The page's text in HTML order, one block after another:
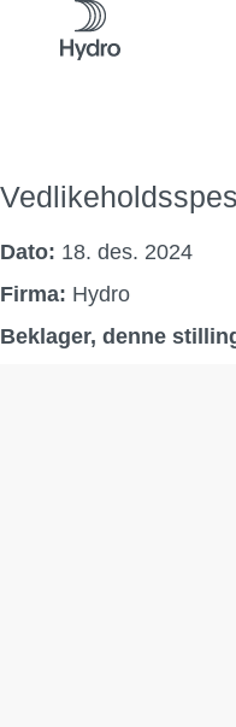
Dato: 18. des. 2024
Firma: Hydro
Beklager, denne